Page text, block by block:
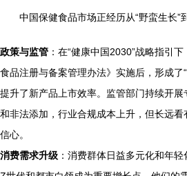
中国保健食品市场正经历从“野蛮生长”
政策与监管 ：在“健康中国2030”战略指引
食品注册与备案管理办法》实施后，形成了
提升了新产品上市效率。监管部门持续开
和非法添加，行业合规成本上升，但长远
信心。
消费需求升级 ：消费群体日益多元化和年